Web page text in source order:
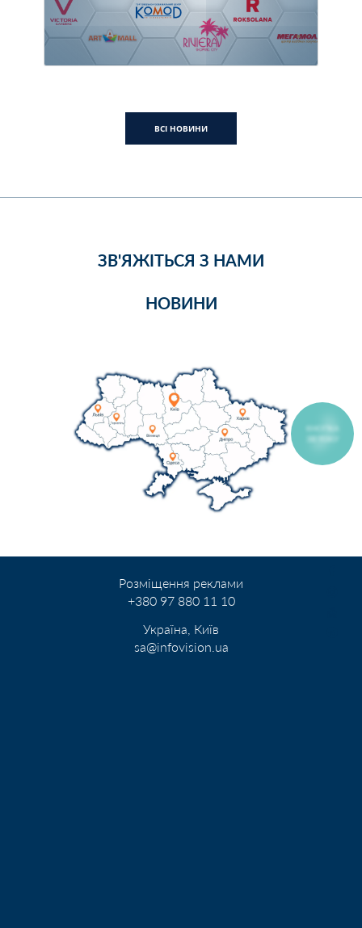
КНОПКА
ЗВ'ЯЗКУ
ВСІ НОВИНИ
ЗВ'ЯЖІТЬСЯ З НАМИ
НОВИНИ
Розміщення реклами
+380 97 880 11 10
Україна, Київ
sa@infovision.ua